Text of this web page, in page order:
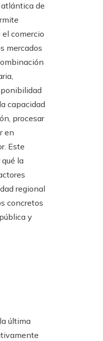
de
comercio
mercados
capacidad
procesar
en
Este
la
regional
concretos
y
última